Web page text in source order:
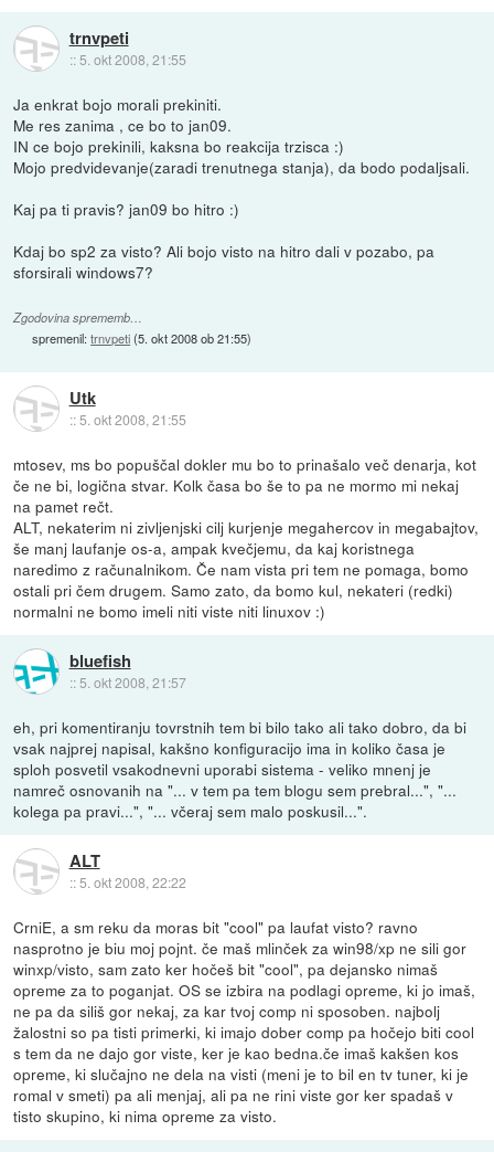
trnvpeti
:: 5. okt 2008, 21:55
Ja enkrat bojo morali prekiniti.
Me res zanima , ce bo to jan09.
IN ce bojo prekinili, kaksna bo reakcija trzisca :)
Mojo predvidevanje(zaradi trenutnega stanja), da bodo podaljsali.
Kaj pa ti pravis? jan09 bo hitro :)
Kdaj bo sp2 za visto? Ali bojo visto na hitro dali v pozabo, pa
sforsirali windows7?
Zgodovina sprememb…
spremenil:trnvpeti(5. okt 2008 ob 21:55)
Utk
::5. okt 2008, 21:55
mtosev, ms bo popuščal dokler mu bo to prinašalo več denarja, kot
če ne bi, logična stvar. Kolk časa bo še to pa ne mormo mi nekaj
na pamet rečt.
ALT, nekaterim ni zivljenjski cilj kurjenje megahercov in megabajtov,
še manj laufanje os-a, ampak kvečjemu, da kaj koristnega
naredimo z računalnikom. Če nam vista pri tem ne pomaga, bomo
ostali pri čem drugem. Samo zato, da bomo kul, nekateri (redki)
normalni ne bomo imeli niti viste niti linuxov :)
bluefish
:: 5. okt 2008, 21:57
eh, pri komentiranju tovrstnih tem bi bilo tako ali tako dobro, da bi
vsak najprej napisal, kakšno konfiguracijo ima in koliko časa je
sploh posvetil vsakodnevni uporabi sistema - veliko mnenj je
namreč osnovanih na "... v tem pa tem blogu sem prebral...", "...
kolega pa pravi...", "... včeraj sem malo poskusil...".
ALT
::5. okt 2008, 22:22
CrniE, a sm reku da moras bit "cool" pa laufat visto? ravno
nasprotno je biu moj pojnt. če maš mlinček za win98/xp ne sili gor
winxp/visto, sam zato ker hočeš bit "cool", pa dejansko nimaš
opreme za to poganjat. OS se izbira na podlagi opreme, ki jo imaš,
ne pa da siliš gor nekaj, za kar tvoj comp ni sposoben. najbolj
žalostni so pa tisti primerki, ki imajo dober comp pa hočejo biti cool
s tem da ne dajo gor viste, ker je kao bedna.če imaš kakšen kos
opreme, ki slučajno ne dela na visti (meni je to bil en tv tuner, ki je
romal v smeti) pa ali menjaj, ali pa ne rini viste gor ker spadaš v
tisto skupino, ki nima opreme za visto.